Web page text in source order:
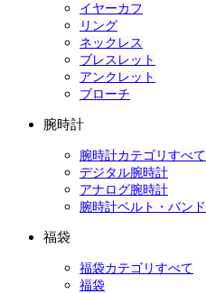
イヤーカフ
リング
ネックレス
ブレスレット
アンクレット
ブローチ
腕時計
腕時計カテゴリすべて
デジタル腕時計
アナログ腕時計
腕時計ベルト・バンド
福袋
福袋カテゴリすべて
福袋